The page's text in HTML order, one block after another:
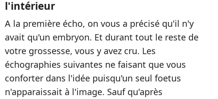
l'intérieur
A la première écho, on vous a précisé qu'il n'y
avait qu'un embryon. Et durant tout le reste de
votre grossesse, vous y avez cru. Les
échographies suivantes ne faisant que vous
conforter dans l'idée puisqu'un seul foetus
n'apparaissait à l'image. Sauf qu'après